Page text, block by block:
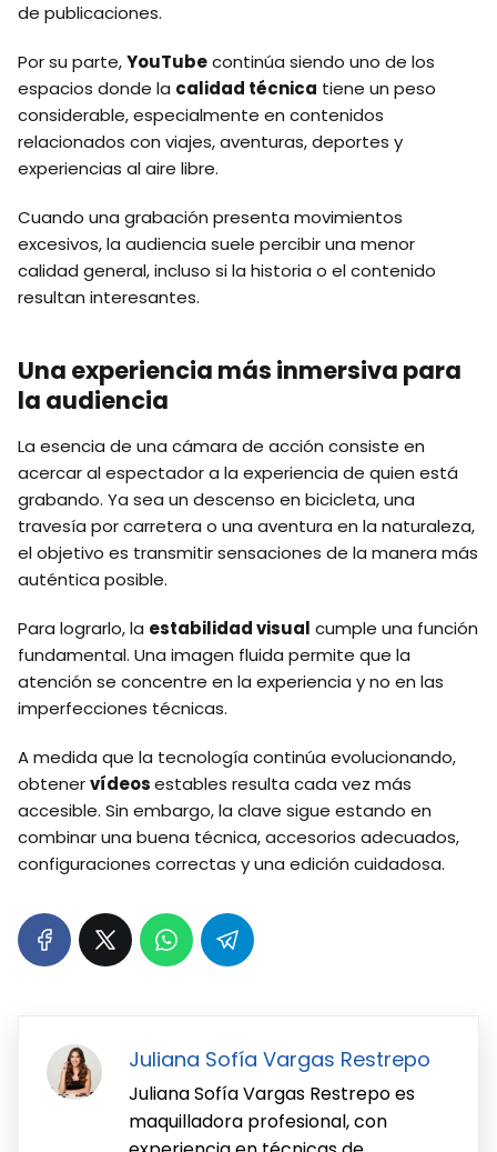
de publicaciones.
Por su parte,YouTubecontinúa siendo uno de los
espacios donde la calidad técnica tiene un peso
considerable, especialmente en contenidos
relacionados con viajes, aventuras, deportes y
experiencias al aire libre.
Cuando una grabación presenta movimientos
excesivos, la audiencia suele percibir una menor
calidad general, incluso si la historia o el contenido
resultan interesantes.
Una experiencia más inmersiva para
la audiencia
La esencia de una cámara de acción consiste en
acercar al espectador a la experiencia de quien está
grabando. Ya sea un descenso en bicicleta, una
travesía por carretera o una aventura en la naturaleza,
el objetivo es transmitir sensaciones de la manera más
auténtica posible.
Para lograrlo, la estabilidad visual cumple una función
fundamental. Una imagen fluida permite que la
atención se concentre en la experiencia y no en las
imperfecciones técnicas.
A medida que la tecnología continúa evolucionando,
obtenervídeosestables resulta cada vez más
accesible. Sin embargo, la clave sigue estando en
combinar una buena técnica, accesorios adecuados,
configuraciones correctas y una edición cuidadosa.
Juliana Sofía Vargas Restrepo
Juliana Sofía Vargas Restrepo es
maquilladora profesional, con